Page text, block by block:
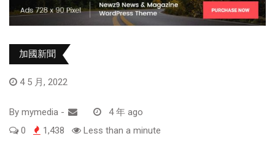
加國新聞
4 5 月, 2022
By mymedia -
4 年 ago
0
1,438 Less than a minute